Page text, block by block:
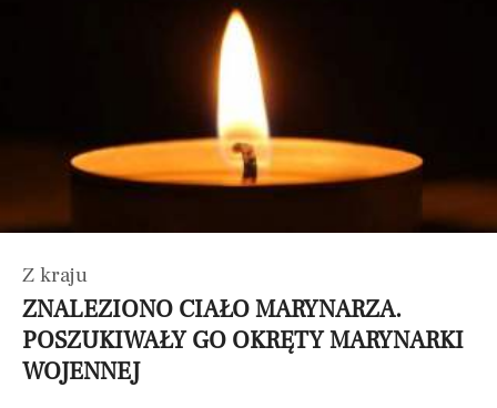
Z kraju
ZNALEZIONO CIAŁO MARYNARZA.
POSZUKIWAŁY GO OKRĘTY MARYNARKI
WOJENNEJ